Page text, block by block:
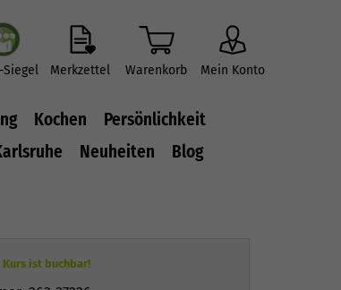
Siegel Merkzettel Warenkorb Mein Konto
Kochen
Persönlichkeit
Neuheiten Blog